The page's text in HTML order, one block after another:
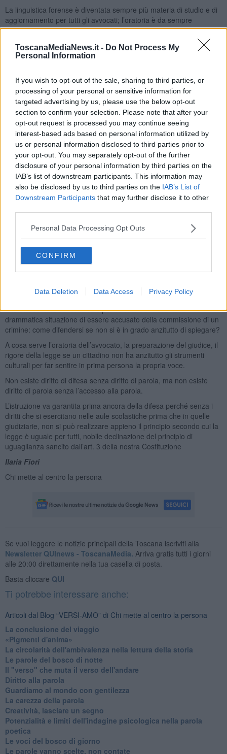
ToscanaMediaNews.it - Do Not Process My
Personal Information
If you wish to opt-out of the sale, sharing to third parties, or
processing of your personal or sensitive information for
targeted advertising by us, please use the below opt-out
section to confirm your selection. Please note that after your
opt-out request is processed you may continue seeing
interest-based ads based on personal information utilized by
us or personal information disclosed to third parties prior to
your opt-out. You may separately opt-out of the further
disclosure of your personal information by third parties on the
IAB’s list of downstream participants. This information may
also be disclosed by us to third parties on the IAB’s List of
Downstream Participants that may further disclose it to other
Personal Data Processing Opt Outs
CONFIRM
Data Deletion Data Access Privacy Policy
La linguistica forense è diventata sempre più materia di studio e di
aggiornamento per tutti gli avvocati; l’oratoria è da sempre
considerata quasi una forma d’arte, certamente un’abilità
L’esercizio quotidiano del mio lavoro mi ha insegnato che questo
non basta a garantire la tutela dei cittadini, non è sufficiente per
assicurare che la legge sia davvero uguale per tutti.
Il diritto “di parola” che la nostra costituzione riconosce ad ogni
singola persona, anche e soprattutto per difendere le proprie
ragioni in ogni sede, non solo quella giudiziaria, rischia di essere
una scatola vuota, una dichiarazione di intenti, se non è garantito
l’accesso “alla parola”.
Io sono convinta - e l’esercizio quotidiano del mio lavoro, l’incontro
di molte persone, sia presso il mio studio che nelle aule di giustizia,
hanno rafforzato questa convinzione – che la mancanza di
svolgimento di un processo penale veste i panni del principale
testimone: non è infrequente assistere alla frustrazione di chi non è
in grado di raccontare cosa sia accaduto, di descrivere il disagio
propria storia.
E lo stesso naturalmente vale per colui che si trova nella
drammatica situazione di essere accusato della commissione di un
crimine: come difendersi se non si è in grado anzitutto di spiegare?
A cosa serve l’oratoria dell’avvocato, la preparazione del giudice, il
rigore della legge se un cittadino non ha anzitutto gli strumenti
culturali per far sentire in prima persona la propria voce.
Non esiste diritto di difesa senza diritto di parola, ma non esiste
diritto di parola senza l’accesso alla parola.
L’istruzione va garantita prima ancora della difesa perché senza i
diritti che si esercitano nelle aule scolastiche prima che in quelle
giudiziarie, non si può realizzare appieno il principio secondo cui la
legge è uguale per tutti, nobile declinazione del principio di
uguaglianza sancito dall’art. 3 della nostra Costituzione
Ilaria Fiori
Chi mette al centro la persona
Se vuoi leggere le notizie principali della Toscana iscriviti alla
Newsletter QUInews - ToscanaMedia. Arriva gratis tutti i giorni
alle 20:00 direttamente nella tua casella di posta.
Basta cliccare QUI
Ti potrebbe interessare anche:
Articoli dal Blog “VERSI-AMO” di Chi mette al centro la persona
La conclusione del viaggio
​«Pigmenti d'anima»
La circolarità dell'ambivalenza nella lettura della storia
Le parole del bosco di notte
Il "verso" che muta il verso dell'andare
Diritto alla parola
​Guardiamo al mondo con gentilezza
La carezza della parola
Creatività, lasciare un segno
Potenzialità e limiti dell'indagine psicologica nella parola
poetica
Le voci del bosco di giorno
Le parole vanno scelte, non contate